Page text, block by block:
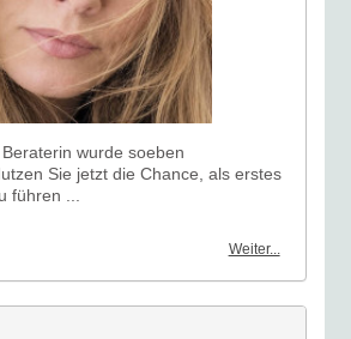
wurde soeben
Sie jetzt die Chance, als erstes
führen ...
Weiter...